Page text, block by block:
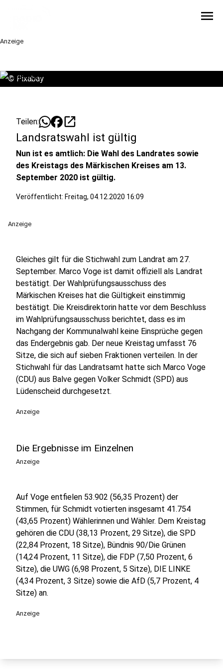
menu
Anzeige
© Pixabay
Teilen: open_in_new
Landsratswahl ist gültig
Nun ist es amtlich: Die Wahl des Landrates sowie
des Kreistags des Märkischen Kreises am 13.
September 2020 ist gültig.
Veröffentlicht: Freitag, 04.12.2020 16:09
Anzeige
Gleiches gilt für die Stichwahl zum Landrat am 27.
September. Marco Voge ist damit offiziell als Landrat
bestätigt. Der Wahlprüfungsausschuss des
Märkischen Kreises hat die Gültigkeit einstimmig
bestätigt. Die Kreisdirektorin hatte vor dem Beschluss
im Wahlprüfungsausschuss berichtet, dass es im
Nachgang der Kommunalwahl keine Einsprüche gegen
das Endergebnis gab. Der neue Kreistag umfasst 76
Sitze, die sich auf sieben Fraktionen verteilen. In der
Stichwahl für das Landratsamt hatte sich Marco Voge
(CDU) aus Balve gegen Volker Schmidt (SPD) aus
Lüdenscheid durchgesetzt.
Anzeige
Die Ergebnisse im Einzelnen
Anzeige
Auf Voge entfielen 53.902 (56,35 Prozent) der
Stimmen, für Schmidt votierten insgesamt 41.754
(43,65 Prozent) Wählerinnen und Wähler. Dem Kreistag
gehören die CDU (38,13 Prozent, 29 Sitze), die SPD
(22,84 Prozent, 18 Sitze), Bündnis 90/Die Grünen
(14,24 Prozent, 11 Sitze), die FDP (7,50 Prozent, 6
Sitze), die UWG (6,98 Prozent, 5 Sitze), DIE LINKE
(4,34 Prozent, 3 Sitze) sowie die AfD (5,7 Prozent, 4
Sitze) an.
Anzeige